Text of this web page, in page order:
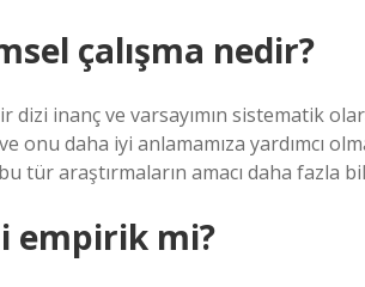
çalışma nedir?
dizi inanç ve varsayımın sistematik
onu daha iyi anlamamıza yardımcı
tür araştırmaların amacı daha fazla
empirik mi?